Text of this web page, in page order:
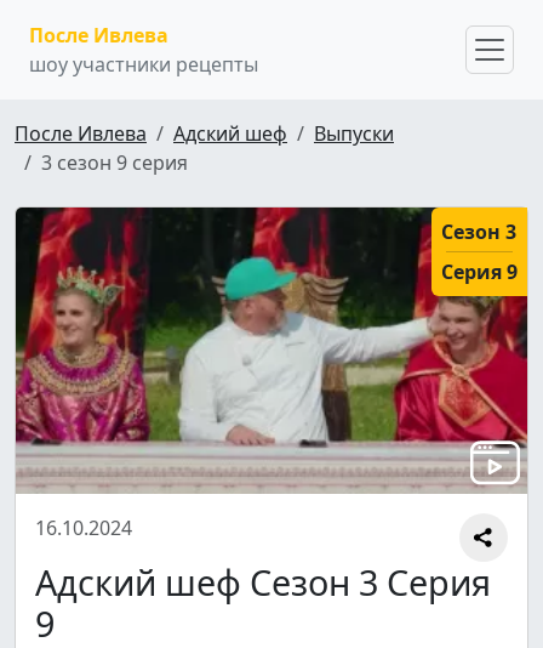
После Ивлева
шоу участники рецепты
После Ивлева Адский шеф
Выпуски
3 сезон 9 серия
Сезон 3
Серия 9
16.10.2024
Адский шеф Сезон 3 Серия
9